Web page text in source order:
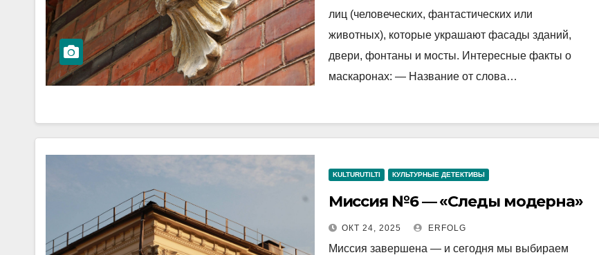
лиц (человеческих, фантастических или
животных), которые украшают фасады зданий,
двери, фонтаны и мосты. Интересные факты о
маскаронах: — Название от слова…
KULTURUTILTI КУЛЬТУРНЫЕ ДЕТЕКТИВЫ
Миссия №6 — «Следы модерна»
ОКТ 24, 2025 ERFOLG
Миссия завершена — и сегодня мы выбираем